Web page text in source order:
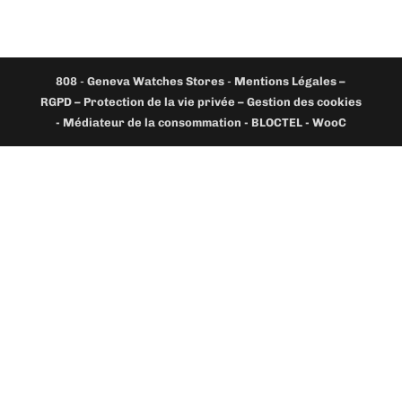
808 -Geneva Watches Stores - Mentions Légales –
RGPD – Protection de la vie privée – Gestion des cookies
- Médiateur de la consommation - BLOCTEL - WooC